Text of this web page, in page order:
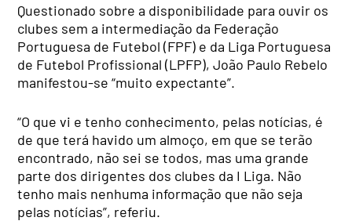
Questionado sobre a disponibilidade para ouvir os
clubes sem a intermediação da Federação
Portuguesa de Futebol (FPF) e da Liga Portuguesa
de Futebol Profissional (LPFP), João Paulo Rebelo
manifestou-se “muito expectante”.
“O que vi e tenho conhecimento, pelas notícias, é
de que terá havido um almoço, em que se terão
encontrado, não sei se todos, mas uma grande
parte dos dirigentes dos clubes da I Liga. Não
tenho mais nenhuma informação que não seja
pelas notícias”, referiu.